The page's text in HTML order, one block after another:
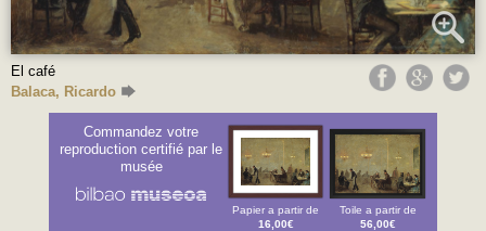
El café
Balaca, Ricardo
Commandez votre
reproduction certifié par le
musée
Papier a partir de
16,00€
Toile a partir de
56,00€